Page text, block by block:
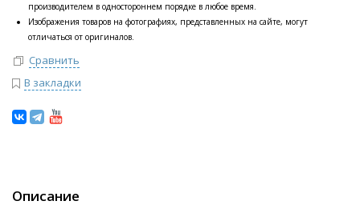
производителем в одностороннем порядке в любое время.
Изображения товаров на фотографиях, представленных на сайте, могут
отличаться от оригиналов.
Сравнить
В закладки
Описание